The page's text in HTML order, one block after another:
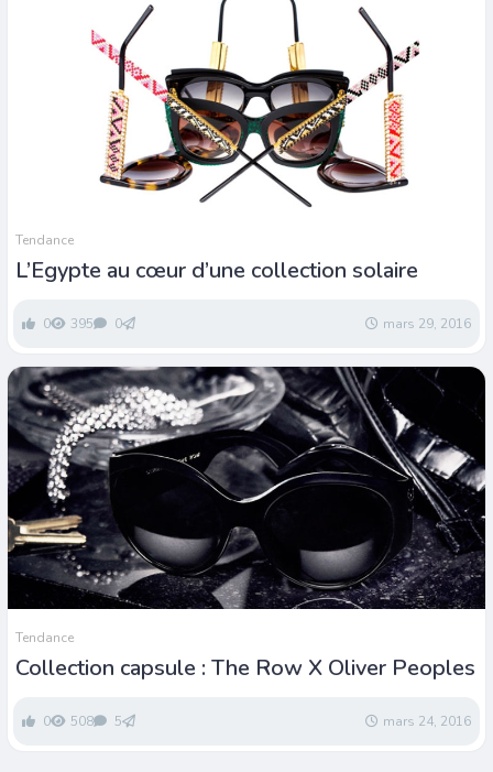
Tendance
L’Egypte au cœur d’une collection solaire
0 395 0 mars 29, 2016
Tendance
Collection capsule : The Row X Oliver Peoples
0 508 5 mars 24, 2016